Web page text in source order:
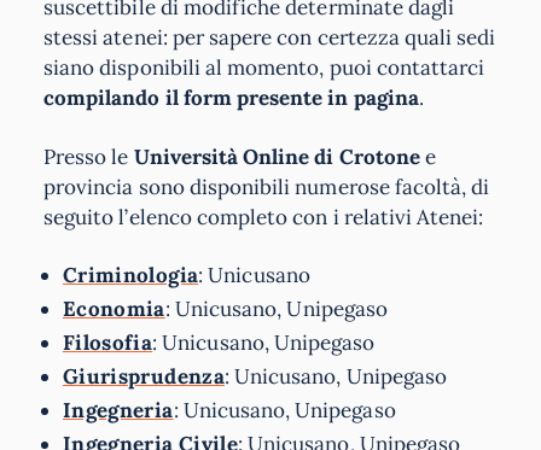
suscettibile di modifiche determinate dagli
stessi atenei: per sapere con certezza quali sedi
siano disponibili al momento, puoi contattarci
compilando il form presente in pagina.
Presso le Università Online di Crotonee
provincia sono disponibili numerose facoltà, di
seguito l’elenco completo con i relativi Atenei:
Criminologia: Unicusano
Economia: Unicusano, Unipegaso
Filosofia: Unicusano, Unipegaso
Giurisprudenza: Unicusano, Unipegaso
Ingegneria: Unicusano, Unipegaso
Ingegneria Civile: Unicusano, Unipegaso